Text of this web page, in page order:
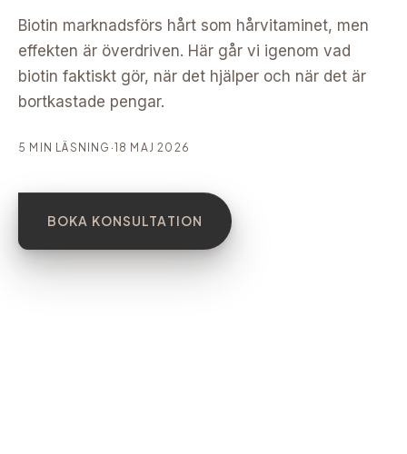
Biotin marknadsförs hårt som hårvitaminet, men
effekten är överdriven. Här går vi igenom vad
biotin faktiskt gör, när det hjälper och när det är
bortkastade pengar.
5 MIN LÄSNING ·18 MAJ 2026
BOKA KONSULTATION